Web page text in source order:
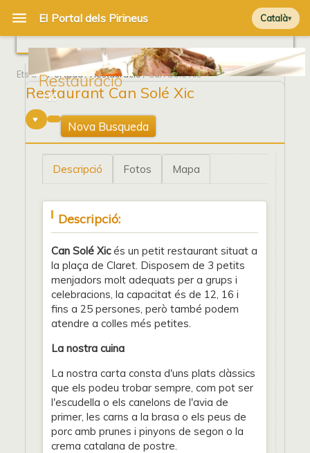
Català
Restauració
Ets a Portada/ Restauració/ Can Solé Xic
Restaurant Can Solé Xic
10
Nova Busqueda
Descripció Fotos Mapa
Descripció:
Can Solé Xicés un petit restaurant situat a
la plaça de Claret. Disposem de 3 petits
menjadors molt adequats per a grups i
celebracions, la capacitat és de 12, 16 i
fins a 25 persones, però també podem
atendre a colles més petites.
La nostra cuina
La nostra carta consta d'uns plats clàssics
que els podeu trobar sempre, com pot ser
l'escudella o els canelons de l'avia de
primer, les carns a la brasa o els peus de
porc amb prunes i pinyons de segon o la
crema catalana de postre.